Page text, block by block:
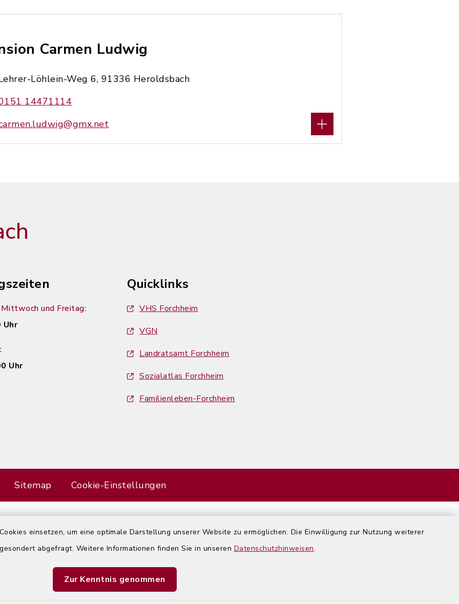
einsetzen, um eine optimale Darstellung unserer Website zu ermöglichen. Die Einwilligung zur Nutzung weiterer
abgefragt. Weitere Informationen finden Sie in unseren Datenschutzhinweisen.
Zur Kenntnis genommen
Carmen Ludwig
Löhlein-Weg 6, 91336 Heroldsbach
14471114
und Freitag:
Uhr
Uhr
Quicklinks
VHS Forchheim
VGN
Landratsamt Forchheim
Sozialatlas Forchheim
Familienleben-Forchheim
Sitemap Cookie-Einstellungen
Error
Failed to load assistant data
Refresh Page